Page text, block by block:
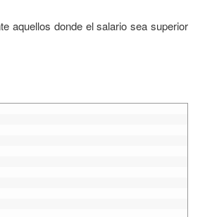
aquellos donde el salario sea superior